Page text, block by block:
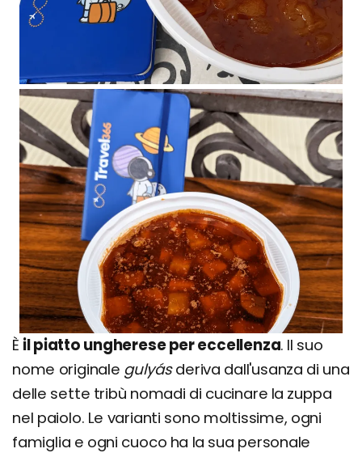
È il piatto ungherese per eccellenza. Il suo
nome originale gulyásderiva dall'usanza di una
delle sette tribù nomadi di cucinare la zuppa
nel paiolo. Le varianti sono moltissime, ogni
famiglia e ogni cuoco ha la sua personale